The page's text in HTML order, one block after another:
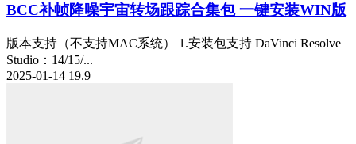
BCC补帧降噪宇宙转场跟踪合集包 一键安装WIN版
版本支持（不支持MAC系统） 1.安装包支持 DaVinci Resolve
Studio：14/15/...
2025-01-14 19.9